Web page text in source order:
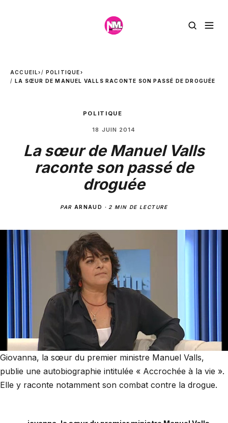
ACCUEIL› POLITIQUE›
LA SŒUR DE MANUEL VALLS RACONTE SON PASSÉ DE DROGUÉE
POLITIQUE
18 JUIN 2014
La sœur de Manuel Valls
raconte son passé de
droguée
PAR ARNAUD · 2 MIN DE LECTURE
Giovanna, la sœur du premier ministre Manuel Valls,
publie une autobiographie intitulée « Accrochée à la vie ».
Elle y raconte notamment son combat contre la drogue.